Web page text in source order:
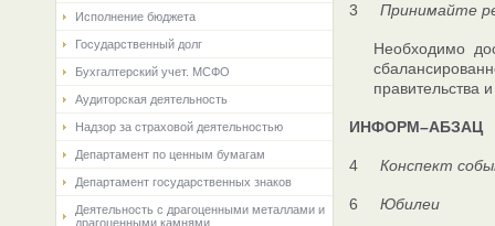
Исполнение бюджета
Государственный долг
Бухгалтерский учет. МСФО
Аудиторская деятельность
Надзор за страховой деятельностью
Департамент по ценным бумагам
Департамент государственных знаков
Деятельность с драгоценными металлами и
драгоценными камнями
3 Принимайте
Необходимо
правительства
ИНФОРМ–АБЗАЦ
4 Конспект
6 Юбилеи